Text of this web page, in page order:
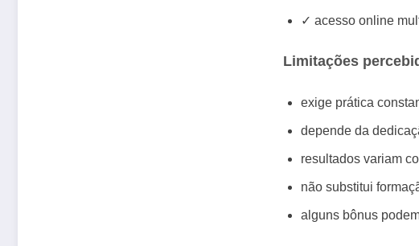
✓ acesso online
Limitações
exige prática
depende da
resultados variam
não substitui
alguns bônus